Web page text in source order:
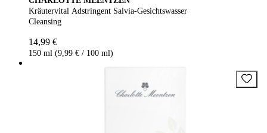
Kräutervital Adstringent Salvia-Gesichtswasser
Cleansing
14,99 €
150 ml (9,99 € / 100 ml)